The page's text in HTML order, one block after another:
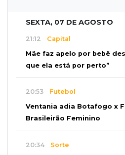
SEXTA, 07 DE AGOSTO
21:12 Capital
Mãe faz apelo por bebê
que ela está por perto”
20:53 Futebol
Ventania adia Botafogo x
Brasileirão Feminino
20:34 Sorte